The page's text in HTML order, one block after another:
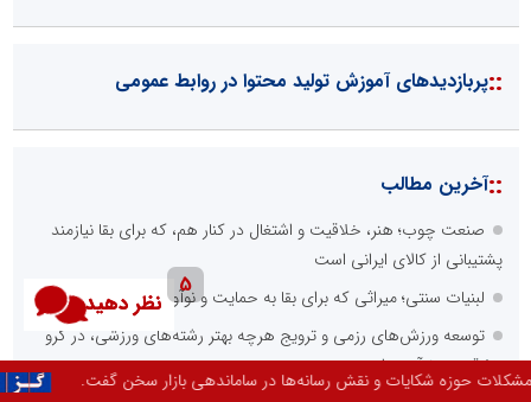
نظر دهید
5
::پربازدیدهای آموزش تولید محتوا در روابط عمومی
::آخرین مطالب
صنعت چوب؛ هنر، خلاقیت و اشتغال در کنار هم، که برای بقا نیازمند
پشتیبانی از کالای ایرانی است
لبنیات سنتی؛ میراثی که برای بقا به حمایت و نوآوری نیاز دارد
توسعه ورزش‌های رزمی و ترویج هرچه بهتر رشته‌های ورزشی، در گرو
خلاقیت و نوآوری است
بازار سخن گفت. لبنیات و عسل